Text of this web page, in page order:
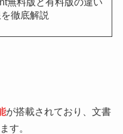
徹底解説
が搭載されており、文書
す。